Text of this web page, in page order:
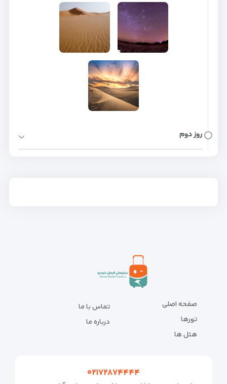
روز دوم
صفحه اصلی
تورها
هتل ها
تماس با ما
درباره ما
۰۲۱۷۲۸۷۴۴۴۴